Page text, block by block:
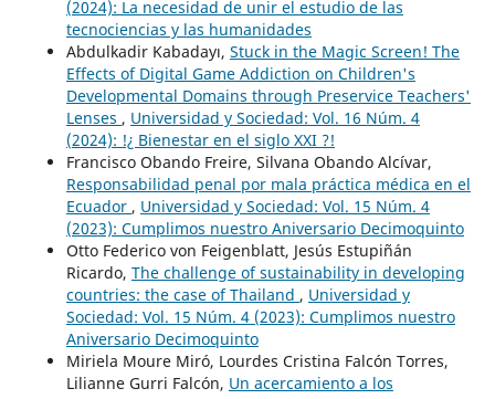
(2024): La necesidad de unir el estudio de las
tecnociencias y las humanidades
Abdulkadir Kabadayı, Stuck in the Magic Screen! The
Effects of Digital Game Addiction on Children's
Developmental Domains through Preservice Teachers'
Lenses , Universidad y Sociedad: Vol. 16 Núm. 4
(2024): !¿ Bienestar en el siglo XXI ?!
Francisco Obando Freire, Silvana Obando Alcívar,
Responsabilidad penal por mala práctica médica en el
Ecuador , Universidad y Sociedad: Vol. 15 Núm. 4
(2023): Cumplimos nuestro Aniversario Decimoquinto
Otto Federico von Feigenblatt, Jesús Estupiñán
Ricardo, The challenge of sustainability in developing
countries: the case of Thailand , Universidad y
Sociedad: Vol. 15 Núm. 4 (2023): Cumplimos nuestro
Aniversario Decimoquinto
Miriela Moure Miró, Lourdes Cristina Falcón Torres,
Lilianne Gurri Falcón, Un acercamiento a los